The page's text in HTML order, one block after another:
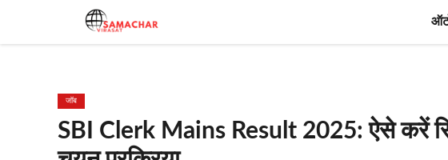
content
जॉब
SBI Clerk Mains Result 2025: ऐसे